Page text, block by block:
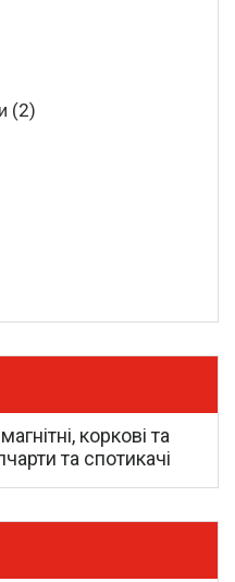
(2)
коркові та
та спотикачі